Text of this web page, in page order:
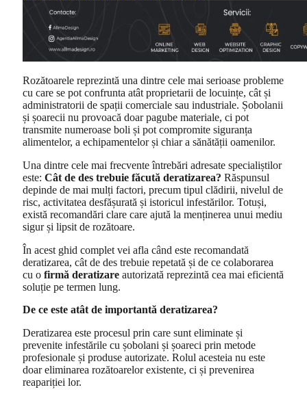
Rozătoarele reprezintă una dintre cele mai serioase probleme
cu care se pot confrunta atât proprietarii de locuințe, cât și
administratorii de spații comerciale sau industriale. Șobolanii
și șoarecii nu provoacă doar pagube materiale, ci pot
transmite numeroase boli și pot compromite siguranța
alimentelor, a echipamentelor și chiar a sănătății oamenilor.
Una dintre cele mai frecvente întrebări adresate specialiștilor
este: Cât de des trebuie făcută deratizarea? Răspunsul
depinde de mai mulți factori, precum tipul clădirii, nivelul de
risc, activitatea desfășurată și istoricul infestărilor. Totuși,
există recomandări clare care ajută la menținerea unui mediu
sigur și lipsit de rozătoare.
În acest ghid complet vei afla când este recomandată
deratizarea, cât de des trebuie repetată și de ce colaborarea
cu o firmă deratizare autorizată reprezintă cea mai eficientă
soluție pe termen lung.
De ce este atât de importantă deratizarea?
Deratizarea este procesul prin care sunt eliminate și
prevenite infestările cu șobolani și șoareci prin metode
profesionale și produse autorizate. Rolul acesteia nu este
doar eliminarea rozătoarelor existente, ci și prevenirea
reapariției lor.